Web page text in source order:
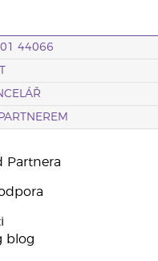
44066
Partnera
blog